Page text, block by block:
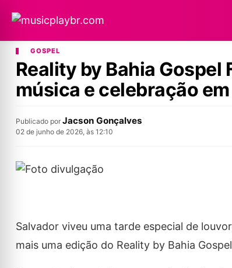
GOSPEL
Reality by Bahia
música e celebração
Publicado por Jacson Gonçalves
02 de junho de 2026, às 12:10
Salvador viveu uma tarde especial de
mais uma edição do Reality by Bahia